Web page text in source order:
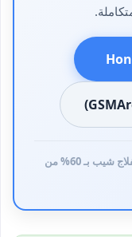
90% من تجربة الفلاج شيب بـ 60% من